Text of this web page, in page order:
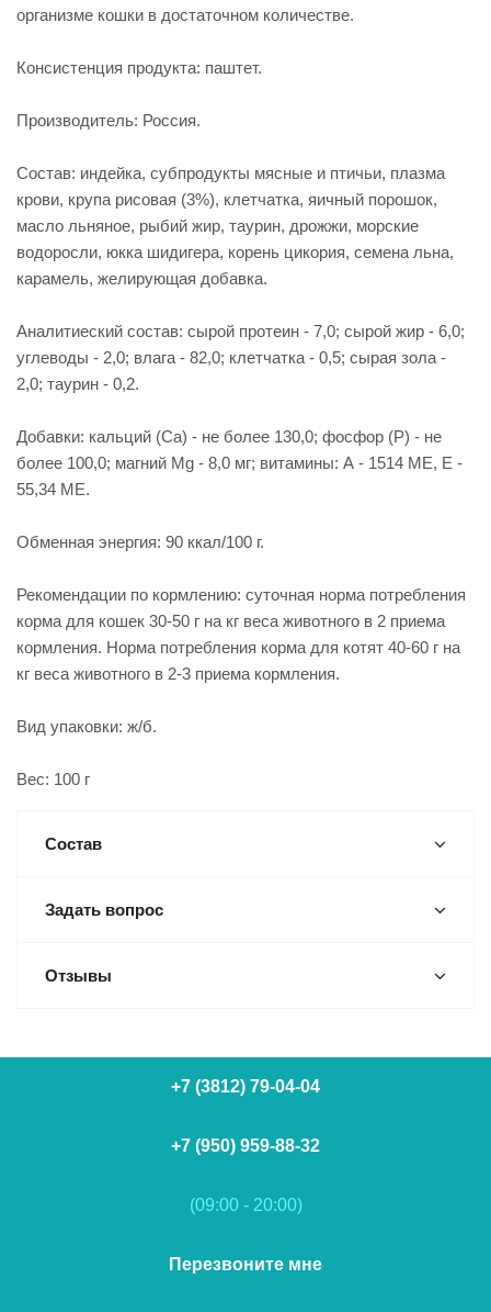
организме кошки в достаточном количестве.
Консистенция продукта: паштет.
Производитель: Россия.
Состав: индейка, субпродукты мясные и птичьи, плазма
крови, крупа рисовая (3%), клетчатка, яичный порошок,
масло льняное, рыбий жир, таурин, дрожжи, морские
водоросли, юкка шидигера, корень цикория, семена льна,
карамель, желирующая добавка.
Аналитиеский состав: сырой протеин - 7,0; сырой жир - 6,0;
углеводы - 2,0; влага - 82,0; клетчатка - 0,5; сырая зола -
2,0; таурин - 0,2.
Добавки: кальций (Са) - не более 130,0; фосфор (Р) - не
более 100,0; магний Mg - 8,0 мг; витамины: А - 1514 МЕ, Е -
55,34 МЕ.
Обменная энергия: 90 ккал/100 г.
Рекомендации по кормлению: суточная норма потребления
корма для кошек 30-50 г на кг веса животного в 2 приема
кормления. Норма потребления корма для котят 40-60 г на
кг веса животного в 2-3 приема кормления.
Вид упаковки: ж/б.
Вес: 100 г
Состав
Задать вопрос
Отзывы
+7 (3812) 79-04-04
+7 (950) 959-88-32
(09:00 - 20:00)
Перезвоните мне